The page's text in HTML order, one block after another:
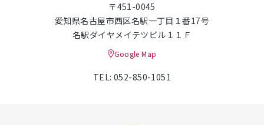
〒451-0045
愛知県名古屋市西区名駅一丁目１番17号
名駅ダイヤメイテツビル１１Ｆ
Google Map
TEL: 052-850-1051